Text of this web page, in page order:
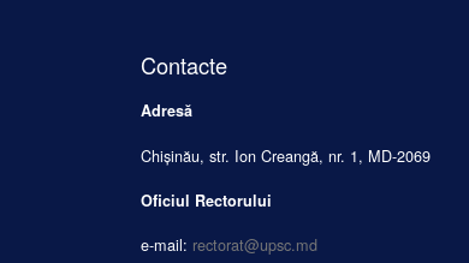
Contacte
Adresă
Chișinău, str. Ion Creangă, nr. 1, MD-2069
Oficiul Rectorului
e-mail: rectorat@upsc.md